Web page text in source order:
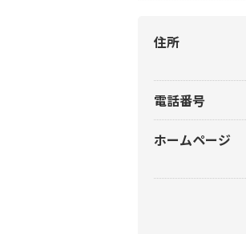
住所
電話番号
ホームページ